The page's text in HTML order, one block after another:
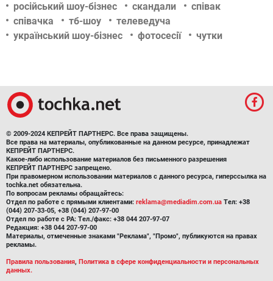
російський шоу-бізнес
скандали
співак
співачка
тб-шоу
телеведуча
український шоу-бізнес
фотосесії чутки
© 2009-2024 КЕПРЕЙТ ПАРТНЕРС. Все права защищены.
Все права на материалы, опубликованные на данном ресурсе, принадлежат
КЕПРЕЙТ ПАРТНЕРС.
Какое-либо использование материалов без письменного разрешения
КЕПРЕЙТ ПАРТНЕРС запрещено.
При правомерном использовании материалов с данного ресурса, гиперссылка на
tochka.net обязательна.
По вопросам рекламы обращайтесь:
Отдел по работе с прямыми клиентами: reklama@mediadim.com.ua Тел: +38
(044) 207-33-05, +38 (044) 207-97-00
Отдел по работе с РА: Тел./факс: +38 044 207-97-07
Редакция: +38 044 207-97-00
Материалы, отмеченные знаками "Реклама", "Промо", публикуются на правах
рекламы.
Правила пользования, Политика в сфере конфиденциальности и персональных
данных.